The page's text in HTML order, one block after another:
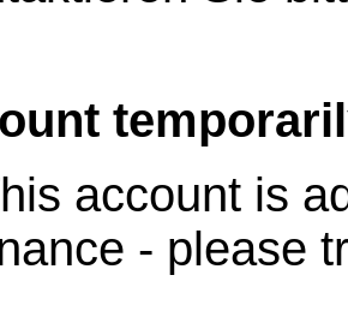
account is
- please